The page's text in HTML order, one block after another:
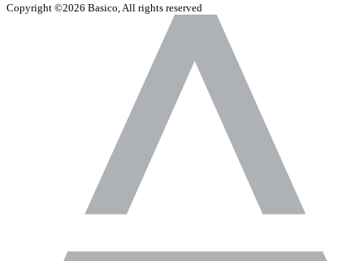
Copyright ©2026 Basico, All rights reserved